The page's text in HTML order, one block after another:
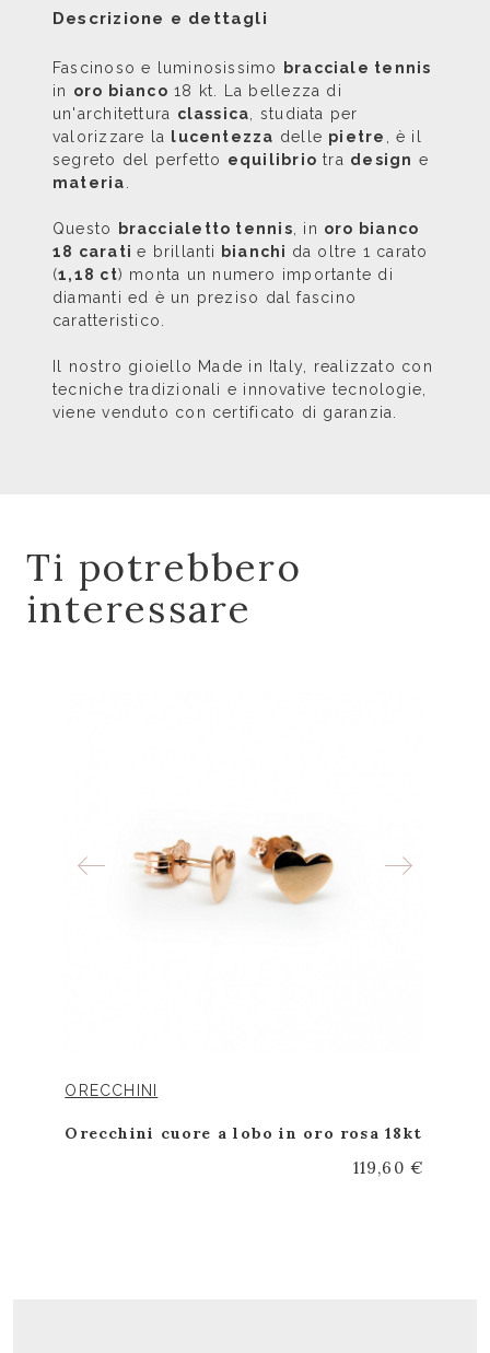
Descrizione e dettagli
Fascinoso e luminosissimo
bracciale tennis
in oro bianco 18 kt. La bellezza di
un'architettura classica , studiata per
valorizzare la
lucentezza delle pietre
, è il
segreto del perfetto equilibrio tra design e
materia
Questo braccialetto tennis , in oro bianco
18 caratie brillanti bianchi da oltre 1 carato
(1,18 ct) monta un numero importante di
diamanti ed è un preziso dal fascino
caratteristico.
Il nostro gioiello Made in Italy, realizzato con
tecniche tradizionali e innovative tecnologie,
viene venduto con certificato di garanzia.
Ti potrebbero
interessare
ORECCHINI
Orecchini cuore a lobo in oro rosa 18kt
119,60 €